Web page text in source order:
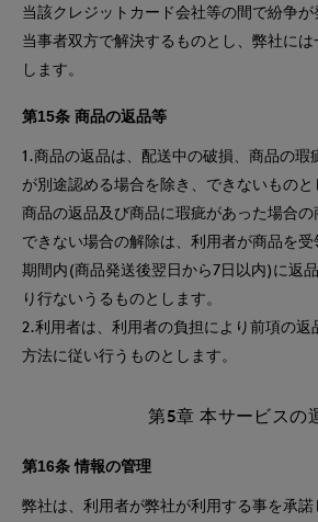
当該クレジットカード会社等の間で紛争
当事者双方で解決するものとし、弊社に
します。
第15条 商品の返品等
1.商品の返品は、配送中の破損、商品の瑕
が別途認める場合を除き、できないもの
商品の返品及び商品に瑕疵があった場合
できない場合の解除は、利用者が商品を
期間内(商品発送後翌日から7日以内)に返
り行ないうるものとします。
2.利用者は、利用者の負担により前項の返
方法に従い行うものとします。
第5章 本サービスの
第16条 情報の管理
弊社は、利用者が弊社が利用する事を承諾